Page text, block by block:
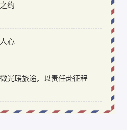
约
心
光暖旅途，以责任赴征程